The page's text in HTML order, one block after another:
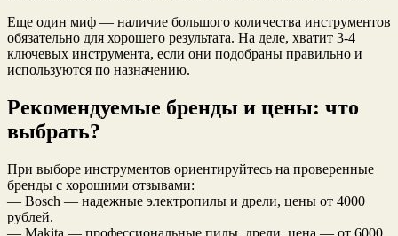
Еще один миф — наличие большого количества инструментов
обязательно для хорошего результата. На деле, хватит 3-4
ключевых инструмента, если они подобраны правильно и
используются по назначению.
Рекомендуемые бренды и цены: что
выбрать?
При выборе инструментов ориентируйтесь на проверенные
бренды с хорошими отзывами:
— Bosch — надежные электропилы и дрели, цены от 4000
рублей.
— Makita — профессиональные пилы, дрели, цена — от 6000